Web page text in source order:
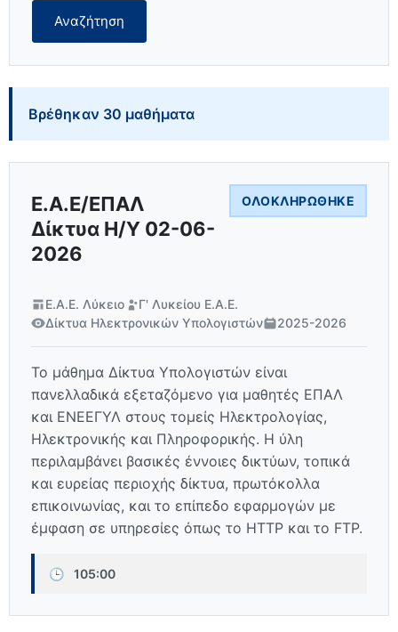
Βρέθηκαν 30 μαθήματα
Ε.Α.Ε/ΕΠΑΛ
Δίκτυα Η/Υ 02-06-
2026
ΟΛΟΚΛΗΡΏΘΗΚΕ
Ε.Α.Ε. Λύκειο
Γ' Λυκείου Ε.Α.Ε.
Δίκτυα Ηλεκτρονικών Υπολογιστών
2025-2026
Το μάθημα Δίκτυα Υπολογιστών είναι
πανελλαδικά εξεταζόμενο για μαθητές ΕΠΑΛ
και ΕΝΕΕΓΥΛ στους τομείς Ηλεκτρολογίας,
Ηλεκτρονικής και Πληροφορικής. Η ύλη
περιλαμβάνει βασικές έννοιες δικτύων, τοπικά
και ευρείας περιοχής δίκτυα, πρωτόκολλα
επικοινωνίας, και το επίπεδο εφαρμογών με
έμφαση σε υπηρεσίες όπως το HTTP και το FTP.
🕒 105:00